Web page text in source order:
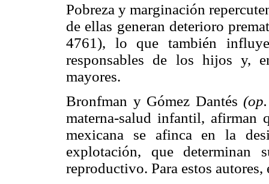
Pobreza y marginación
de ellas generan deterioro
4761), lo que también
responsables de los hijos y,
mayores.
Bronfman y Gómez Dantés
materna-salud infantil, afirman
mexicana se afinca en la
explotación, que determinan
reproductivo. Para estos